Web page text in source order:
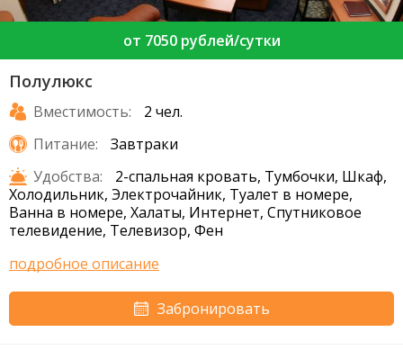
от 7050 рублей/сутки
Полулюкс
Вместимость:
2 чел.
Питание:
Завтраки
Удобства:
2-спальная кровать, Тумбочки, Шкаф,
Холодильник, Электрочайник, Туалет в номере,
Ванна в номере, Халаты, Интернет, Спутниковое
телевидение, Телевизор, Фен
подробное описание
Забронировать